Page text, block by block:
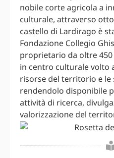
nobile corte agricola a
culturale, attraverso
castello di Lardirago è
Fondazione Collegio
proprietario da oltre
in centro culturale volto
risorse del territorio e le
rendendolo disponibile
attività di ricerca,
valorizzazione del